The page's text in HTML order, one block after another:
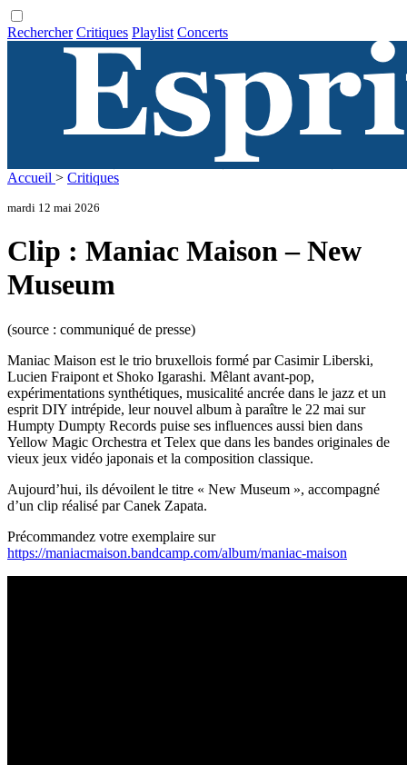
Rechercher Critiques Playlist Concerts
Accueil > Critiques
mardi 12 mai 2026
Clip : Maniac Maison – New
Museum
(source : communiqué de presse)
Maniac Maison est le trio bruxellois formé par Casimir Liberski,
Lucien Fraipont et Shoko Igarashi. Mêlant avant-pop,
expérimentations synthétiques, musicalité ancrée dans le jazz et un
esprit DIY intrépide, leur nouvel album à paraître le 22 mai sur
Humpty Dumpty Records puise ses influences aussi bien dans
Yellow Magic Orchestra et Telex que dans les bandes originales de
vieux jeux vidéo japonais et la composition classique.
Aujourd’hui, ils dévoilent le titre « New Museum », accompagné
d’un clip réalisé par Canek Zapata.
Précommandez votre exemplaire sur
https://maniacmaison.bandcamp.com/album/maniac-maison